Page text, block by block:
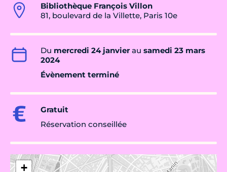
Bibliothèque François Villon
81, boulevard de la Villette, Paris 10e
Du mercredi 24 janvierau samedi 23 mars
2024
Évènement terminé
Gratuit
Réservation conseillée
+